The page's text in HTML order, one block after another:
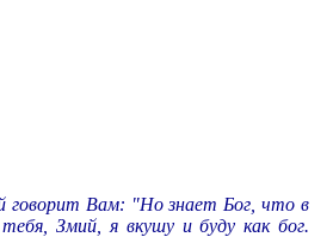
говорит Вам: "Но знает Бог, что в
Змий, я вкушу и буду как бог.